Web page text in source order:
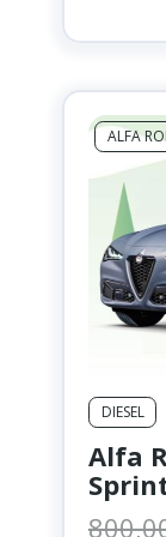
era:
ALFA
DIESEL
Alfa